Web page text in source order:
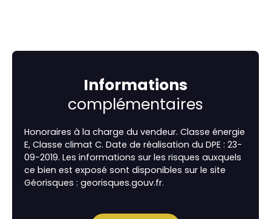
Informations
complémentaires
Honoraires à la charge du vendeur. Classe énergie
E, Classe climat C. Date de réalisation du DPE : 23-
09-2019. Les informations sur les risques auxquels
ce bien est exposé sont disponibles sur le site
Géorisques : georisques.gouv.fr.